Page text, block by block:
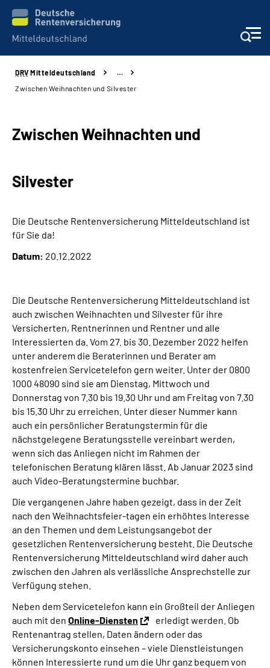
Aktuelles
Karriere
Inhalte in Gebärdensprache (DGS)
Leichte Sprache
Suche
Mein Kundenportal
DRV Mitteldeutschland
…
Zwischen Weihnachten und Silvester
Zwischen Weihnachten und
Silvester
Die Deutsche Rentenversicherung Mitteldeutschland ist
für Sie da!
Datum: 20.12.2022
Die Deutsche Rentenversicherung Mitteldeutschland ist
auch zwischen Weihnachten und Silvester für ihre
Versicherten, Rentnerinnen und Rentner und alle
Interessierten da. Vom 27. bis 30. Dezember 2022 helfen
unter anderem die Beraterinnen und Berater am
kostenfreien Servicetelefon gern weiter. Unter der 0800
1000 48090 sind sie am Dienstag, Mittwoch und
Donnerstag von 7.30 bis 19.30 Uhr und am Freitag von 7.30
bis 15.30 Uhr zu erreichen. Unter dieser Nummer kann
auch ein persönlicher Beratungstermin für die
nächstgelegene Beratungsstelle vereinbart werden,
wenn sich das Anliegen nicht im Rahmen der
telefonischen Beratung klären lässt. Ab Januar 2023 sind
auch Video-Beratungstermine buchbar.
Die vergangenen Jahre haben gezeigt, dass in der Zeit
nach den Weihnachtsfeier-tagen ein erhöhtes Interesse
an den Themen und dem Leistungsangebot der
gesetzlichen Rentenversicherung besteht. Die Deutsche
Rentenversicherung Mitteldeutschland wird daher auch
zwischen den Jahren als verlässliche Ansprechstelle zur
Verfügung stehen.
Neben dem Servicetelefon kann ein Großteil der Anliegen
auch mit den Online-Diensten
erledigt werden. Ob
Rentenantrag stellen, Daten ändern oder das
Versicherungskonto einsehen – viele Dienstleistungen
können Interessierte rund um die Uhr ganz bequem von